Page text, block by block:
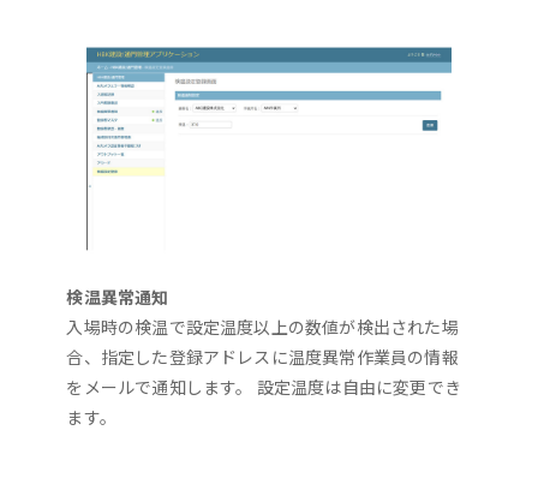
検温異常通知
入場時の検温で設定温度以上の数値が検出された場
合、指定した登録アドレスに温度異常作業員の情報
をメールで通知します。 設定温度は自由に変更でき
ます。